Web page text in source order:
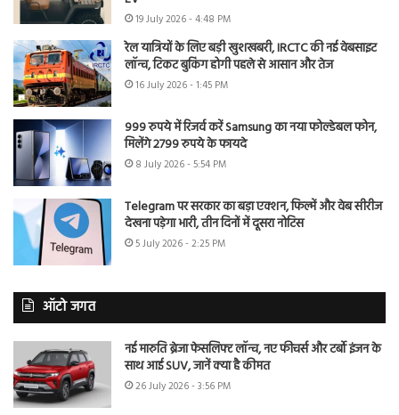
19 July 2026 - 4:48 PM
रेल यात्रियों के लिए बड़ी खुशखबरी, IRCTC की नई वेबसाइट
लॉन्च, टिकट बुकिंग होगी पहले से आसान और तेज
16 July 2026 - 1:45 PM
999 रुपये में रिजर्व करें Samsung का नया फोल्डेबल फोन,
मिलेंगे 2799 रुपये के फायदे
8 July 2026 - 5:54 PM
Telegram पर सरकार का बड़ा एक्शन, फिल्में और वेब सीरीज
देखना पड़ेगा भारी, तीन दिनों में दूसरा नोटिस
5 July 2026 - 2:25 PM
ऑटो जगत
नई मारुति ब्रेजा फेसलिफ्ट लॉन्च, नए फीचर्स और टर्बो इंजन के
साथ आई SUV, जानें क्या है कीमत
26 July 2026 - 3:56 PM